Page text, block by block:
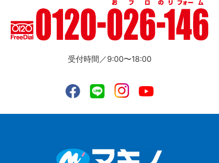
受付時間／9:00〜18:00